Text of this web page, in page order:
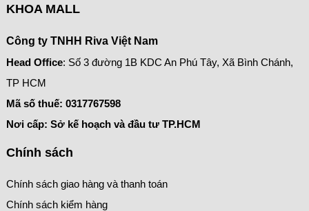
KHOA MALL
Công ty TNHH Riva Việt Nam
Head Office: Số 3 đường 1B KDC An Phú Tây, Xã Bình Chánh,
TP HCM
Mã số thuế: 0317767598
Nơi cấp: Sở kế hoạch và đầu tư TP.HCM
Chính sách
Chính sách giao hàng và thanh toán
Chính sách kiểm hàng